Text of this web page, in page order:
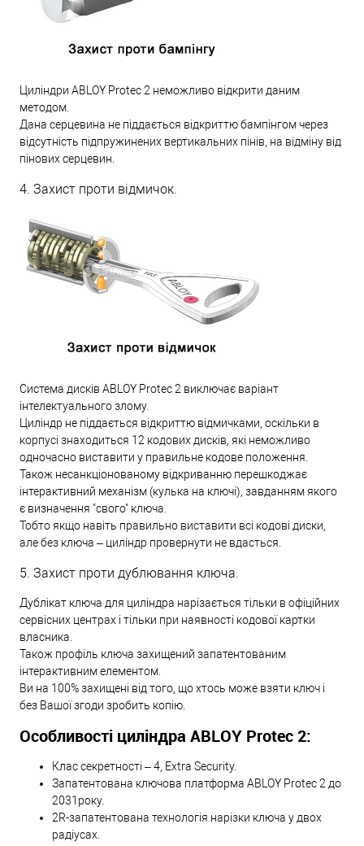
Циліндри ABLOY Protec 2 неможливо відкрити даним
методом.
Дана серцевина не піддається відкриттю бампінгом через
відсутність підпружинених вертикальних пінів, на відміну від
пінових серцевин.
4. Захист проти відмичок.
Система дисків ABLOY Protec 2 виключає варіант
інтелектуального злому.
Циліндр не піддається відкриттю відмичками, оскільки в
корпусі знаходиться 12 кодових дисків, які неможливо
одночасно виставити у правильне кодове положення.
Також несанкціонованому відкриванню перешкоджає
інтерактивний механізм (кулька на ключі), завданням якого
є визначення "свого" ключа.
Тобто якщо навіть правильно виставити всі кодові диски,
але без ключа – циліндр провернути не вдасться.
5. Захист проти дублювання ключа.
Дублікат ключа для циліндра нарізається тільки в офіційних
сервісних центрах і тільки при наявності кодової картки
власника.
Також профіль ключа захищений запатентованим
інтерактивним елементом.
Ви на 100% захищені від того, що хтось може взяти ключ і
без Вашої згоди зробить копію.
Особливості циліндра ABLOY Protec 2:
Клас секретності – 4, Extra Security.
Запатентована ключова платформа ABLOY Protec 2 до
2031року.
2R-запатентована технологія нарізки ключа у двох
радіусах.